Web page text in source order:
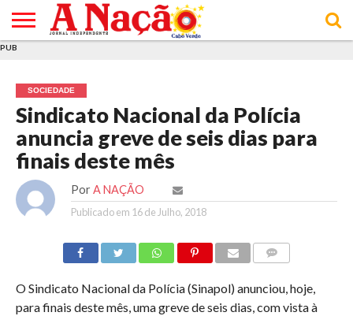
E DE
COOKIES
DE
UTILIZAÇÃO
PUB
SOCIEDADE
Sindicato Nacional da Polícia
anuncia greve de seis dias para
finais deste mês
Por A NAÇÃO
Publicado em 16 de Julho, 2018
O Sindicato Nacional da Polícia (Sinapol) anunciou, hoje,
para finais deste mês, uma greve de seis dias, com vista à